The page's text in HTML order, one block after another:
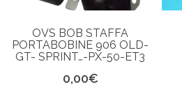
OVS BOB STAFFA
PORTABOBINE 906 OLD-
GT- SPRINT…-PX-50-ET3
0,00€